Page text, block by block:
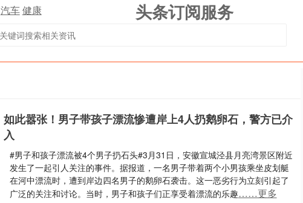
汽车健康 头条订阅服务
如此嚣张！男子带孩子漂流惨遭岸上4人扔鹅卵石，警方已介
入
#男子和孩子漂流被4个男子扔石头#3月31日，安徽宣城泾县月亮湾景区附近
发生了一起引人关注的事件。据报道，一名男子带着两个小男孩乘坐皮划艇
在河中漂流时，遭到岸边四名男子的鹅卵石袭击。这一恶劣行为立刻引起了
广泛的关注和讨论。当时，男子和孩子们正享受着漂流的乐趣……更多